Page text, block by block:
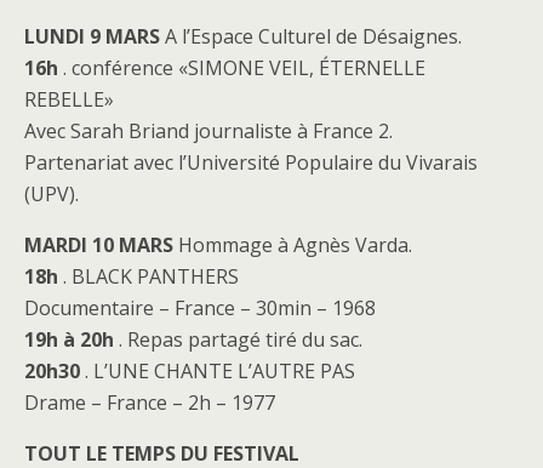
LUNDI 9 MARSA l’Espace Culturel de Désaignes.
16h . conférence «SIMONE VEIL, ÉTERNELLE
REBELLE»
Avec Sarah Briand journaliste à France 2.
Partenariat avec l’Université Populaire du Vivarais
(UPV).
MARDI 10 MARS Hommage à Agnès Varda.
18h . BLACK PANTHERS
Documentaire – France – 30min – 1968
19h à 20h . Repas partagé tiré du sac.
20h30. L’UNE CHANTE L’AUTRE PAS
Drame – France – 2h – 1977
TOUT LE TEMPS DU FESTIVAL